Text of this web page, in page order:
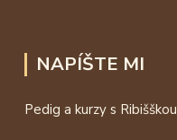
NAPÍŠTE MI
Pedig a kurzy s Ribišškou